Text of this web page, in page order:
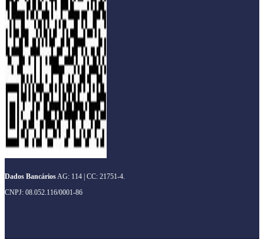
Dados BancáriosAG: 114 | CC: 21751-4.
CNPJ: 08.052.116/0001-86